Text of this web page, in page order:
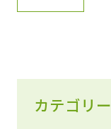
カテゴリー